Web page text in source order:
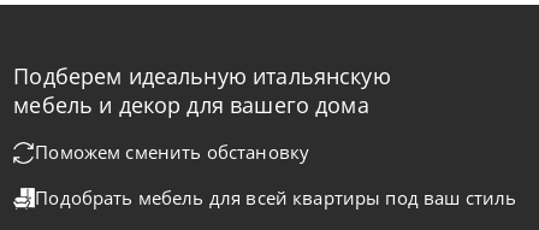
от
Noctis
На заказ 45-90 дн
Подберем идеальную итальянскую
мебель и декор для вашего дома
Поможем сменить обстановку
Подобрать мебель для всей квартиры под ваш стиль